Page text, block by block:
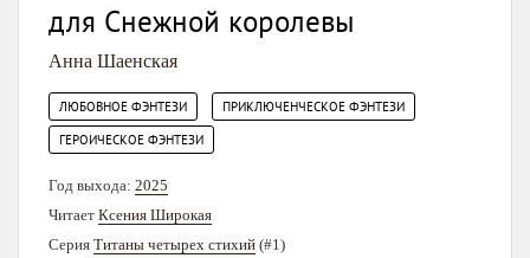
для Снежной королевы
Анна Шаенская
ЛЮБОВНОЕ ФЭНТЕЗИ ПРИКЛЮЧЕНЧЕСКОЕ ФЭНТЕЗИ
ГЕРОИЧЕСКОЕ ФЭНТЕЗИ
Год выхода: 2025
Читает Ксения Широкая
Серия Титаны четырех стихий (#1)